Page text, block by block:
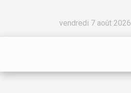
vendredi 7 août 2026